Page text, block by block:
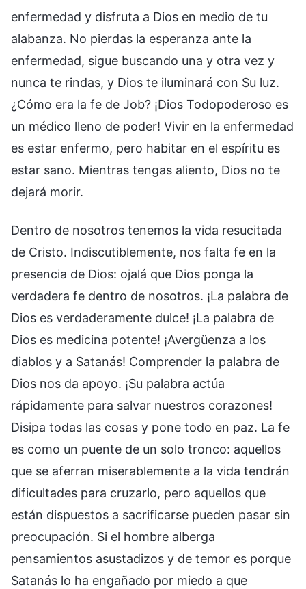
enfermedad y disfruta a Dios en medio de tu
alabanza. No pierdas la esperanza ante la
enfermedad, sigue buscando una y otra vez y
nunca te rindas, y Dios te iluminará con Su luz.
¿Cómo era la fe de Job? ¡Dios Todopoderoso es
un médico lleno de poder! Vivir en la enfermedad
es estar enfermo, pero habitar en el espíritu es
estar sano. Mientras tengas aliento, Dios no te
dejará morir.
Dentro de nosotros tenemos la vida resucitada
de Cristo. Indiscutiblemente, nos falta fe en la
presencia de Dios: ojalá que Dios ponga la
verdadera fe dentro de nosotros. ¡La palabra de
Dios es verdaderamente dulce! ¡La palabra de
Dios es medicina potente! ¡Avergüenza a los
diablos y a Satanás! Comprender la palabra de
Dios nos da apoyo. ¡Su palabra actúa
rápidamente para salvar nuestros corazones!
Disipa todas las cosas y pone todo en paz. La fe
es como un puente de un solo tronco: aquellos
que se aferran miserablemente a la vida tendrán
dificultades para cruzarlo, pero aquellos que
están dispuestos a sacrificarse pueden pasar sin
preocupación. Si el hombre alberga
pensamientos asustadizos y de temor es porque
Satanás lo ha engañado por miedo a que